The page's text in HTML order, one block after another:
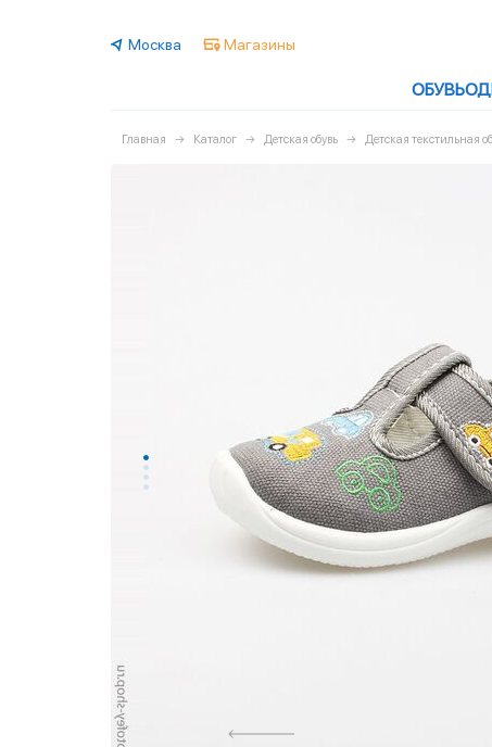
Москва Магазины
ОБУВЬ
Главная Каталог Детская обувь Детская текстильная